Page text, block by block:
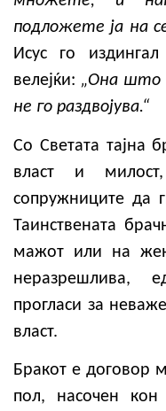
подложете ја на
Исус го
велејќи: „Она што
не го раздвојува.“
Со Светата тајна
власт и
сопружниците да
Таинствената
мажот или на
неразрешлива,
прогласи за
власт.
Бракот е договор
пол, насочен кон